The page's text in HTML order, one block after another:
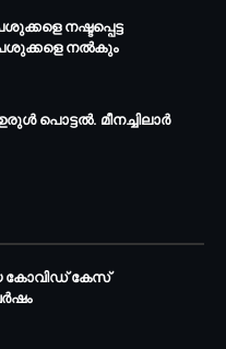
നഷ്ടപ്പെട്ട
നല്‍കും
പൊട്ടല്‍. മീനച്ചിലാര്‍
കോവിഡ് കേസ്